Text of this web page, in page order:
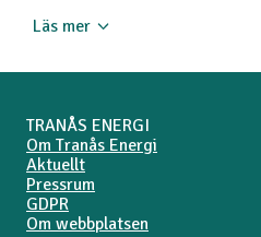
Läs mer
TRANÅS ENERGI
Om Tranås Energi
Aktuellt
Pressrum
GDPR
Om webbplatsen